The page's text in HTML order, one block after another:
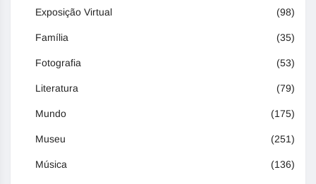
Exposição Virtual (98)
Família (35)
Fotografia (53)
Literatura (79)
Mundo (175)
Museu (251)
Música (136)